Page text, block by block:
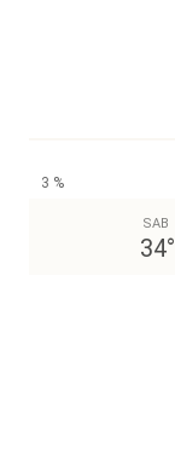
3 %
SAB
34°